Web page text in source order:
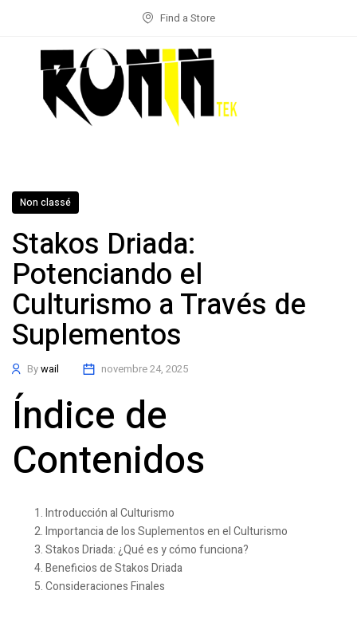
Find a Store
Non classé
Stakos Driada:
Potenciando el
Culturismo a Través de
Suplementos
Bywail novembre 24, 2025
Índice de
Contenidos
Introducción al Culturismo
Importancia de los Suplementos en el Culturismo
Stakos Driada: ¿Qué es y cómo funciona?
Beneficios de Stakos Driada
Consideraciones Finales